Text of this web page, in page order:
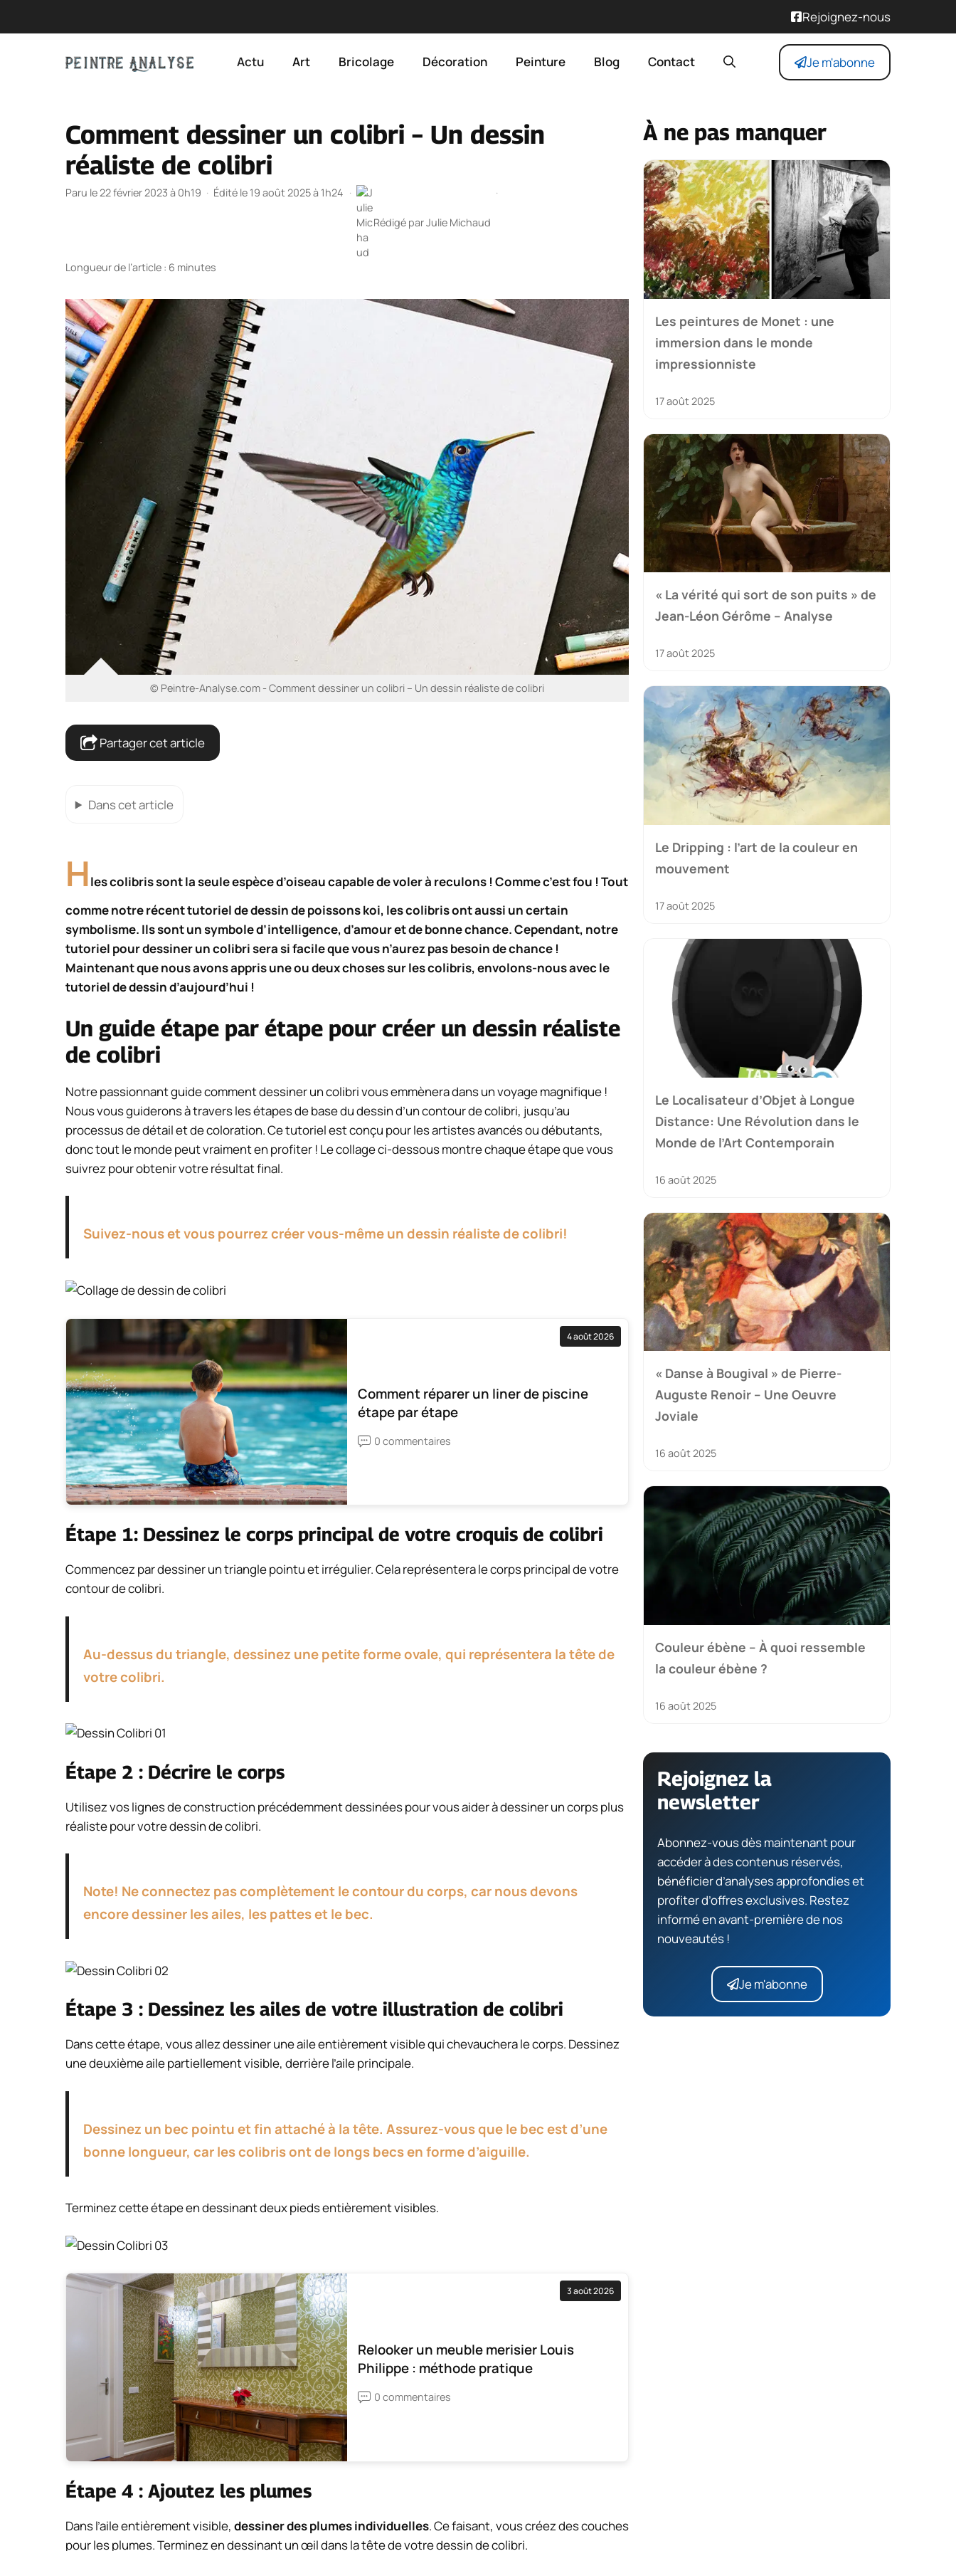
Rejoignez-nous
Actu Art Bricolage Décoration Peinture Blog Contact Je m'abonne
Comment dessiner un colibri – Un dessin
réaliste de colibri
Paru le 22 février 2023 à 0h19 · Édité le 19 août 2025 à 1h24 ·
Rédigé parJulie Michaud
·
Longueur de l’article : 6 minutes
© Peintre-Analyse.com - Comment dessiner un colibri – Un dessin réaliste de colibri
Partager cet article
Dans cet article
Hles colibris sont la seule espèce d’oiseau capable de voler à reculons ! Comme c’est fou ! Tout
comme notre récent tutoriel de dessin de poissons koi, les colibris ont aussi un certain
symbolisme. Ils sont un symbole d’intelligence, d’amour et de bonne chance. Cependant, notre
tutoriel pour dessiner un colibri sera si facile que vous n’aurez pas besoin de chance !
Maintenant que nous avons appris une ou deux choses sur les colibris, envolons-nous avec le
tutoriel de dessin d’aujourd’hui !
Un guide étape par étape pour créer un dessin réaliste
de colibri
Notre passionnant guide comment dessiner un colibri vous emmènera dans un voyage magnifique !
Nous vous guiderons à travers les étapes de base du dessin d’un contour de colibri, jusqu’au
processus de détail et de coloration. Ce tutoriel est conçu pour les artistes avancés ou débutants,
donc tout le monde peut vraiment en profiter ! Le collage ci-dessous montre chaque étape que vous
suivrez pour obtenir votre résultat final.
Suivez-nous et vous pourrez créer vous-même un dessin réaliste de colibri!
4 août 2026
Comment réparer un liner de piscine
étape par étape
0 commentaires
Étape 1: Dessinez le corps principal de votre croquis de colibri
Commencez par dessiner un triangle pointu et irrégulier. Cela représentera le corps principal de votre
contour de colibri.
Au-dessus du triangle, dessinez une petite forme ovale, qui représentera la tête de
votre colibri.
Étape 2 : Décrire le corps
Utilisez vos lignes de construction précédemment dessinées pour vous aider à dessiner un corps plus
réaliste pour votre dessin de colibri.
Note! Ne connectez pas complètement le contour du corps, car nous devons
encore dessiner les ailes, les pattes et le bec.
Étape 3 : Dessinez les ailes de votre illustration de colibri
Dans cette étape, vous allez dessiner une aile entièrement visible qui chevauchera le corps. Dessinez
une deuxième aile partiellement visible, derrière l’aile principale.
Dessinez un bec pointu et fin attaché à la tête. Assurez-vous que le bec est d’une
bonne longueur, car les colibris ont de longs becs en forme d’aiguille.
Terminez cette étape en dessinant deux pieds entièrement visibles.
3 août 2026
Relooker un meuble merisier Louis
Philippe : méthode pratique
0 commentaires
Étape 4 : Ajoutez les plumes
Dans l’aile entièrement visible, dessiner des plumes individuelles. Ce faisant, vous créez des couches
pour les plumes. Terminez en dessinant un œil dans la tête de votre dessin de colibri.
À ne pas manquer
Les peintures de Monet : une
immersion dans le monde
impressionniste
17 août 2025
« La vérité qui sort de son puits » de
Jean-Léon Gérôme – Analyse
17 août 2025
Le Dripping : l’art de la couleur en
mouvement
17 août 2025
Le Localisateur d’Objet à Longue
Distance: Une Révolution dans le
Monde de l’Art Contemporain
16 août 2025
« Danse à Bougival » de Pierre-
Auguste Renoir – Une Oeuvre
Joviale
16 août 2025
Couleur ébène – À quoi ressemble
la couleur ébène ?
16 août 2025
Rejoignez la
newsletter
Abonnez-vous dès maintenant pour
accéder à des contenus réservés,
bénéficier d’analyses approfondies et
profiter d’offres exclusives. Restez
informé en avant-première de nos
nouveautés !
Je m'abonne